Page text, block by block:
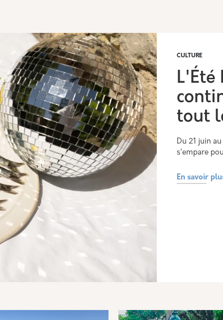
DÉMARCHES
D'URBANISME
CULTURE
L'Été
tout
Du 21 juin
s'empare
En savoir